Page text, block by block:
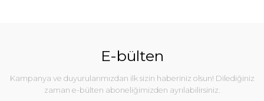
E-bülten
Kampanya ve duyurularımızdan ilk sizin haberiniz olsun! Dilediğiniz
zaman e-bülten aboneliğimizden ayrılabilirsiniz.